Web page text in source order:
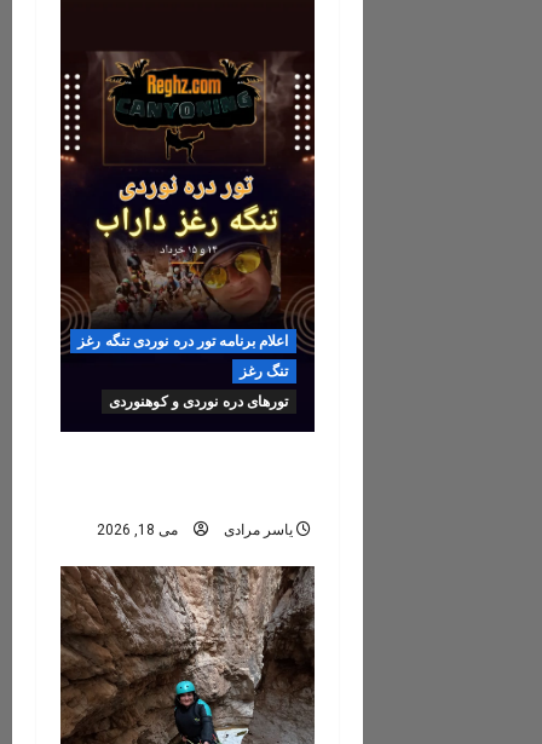
اعلام برنامه تور دره نوردی تنگه رغز
تنگ رغز
تورهای دره نوردی و کوهنوردی
یاسر مرادی می 18, 2026